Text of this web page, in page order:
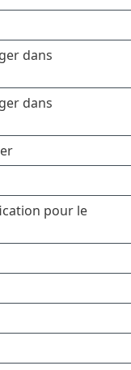
dans
dans
pour le